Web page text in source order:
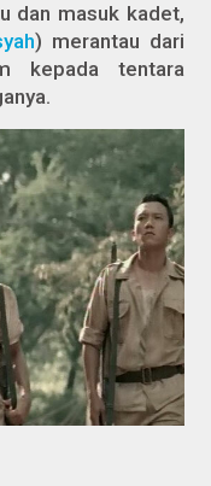
dan masuk kadet,
) merantau dari
kepada tentara